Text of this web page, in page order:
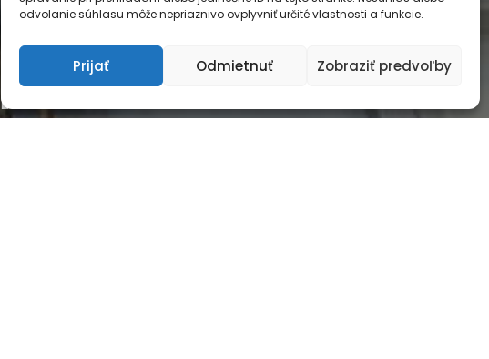
odvolanie súhlasu môže nepriaznivo ovplyvniť určité vlastnosti a funkcie.
Prijať Odmietnuť Zobraziť predvoľby